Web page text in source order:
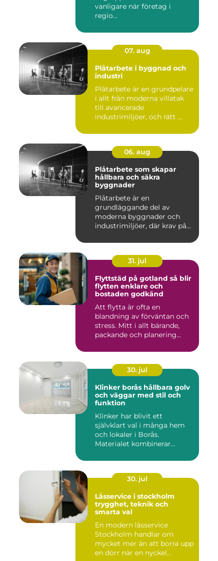
vanligare när företag i
regio...
07. aug
Plåtarbete i byggnad och
industri
Plåtarbete är en grundpelare
i allt från moderna villatak
till avancerade
industrimiljöer, och rätt ...
06. aug
Plåtarbete som skapar
hållbara och säkra
byggnader
Plåtarbete är en
grundläggande del av
moderna byggnader och
industrimiljöer, där krav på
31. jul
Flyttstäd på gotland så blir
flytten enklare och
bostaden godkänd
Att flytta är ofta en
blandning av förväntan och
stress. Mitt i allt bärande,
packande och planering...
30. jul
Klinker borås hållbara golv
och väggar med stil och
funktion
Klinker har blivit ett
självklart val i många hem
och lokaler i Borås.
Materialet kombinerar
30. jul
Låsservice i stockholm
trygghet, teknik och
smarta val
En modern låsservice
Stockholm handlar om
mycket mer än att borra upp
en dörr när en nyckel